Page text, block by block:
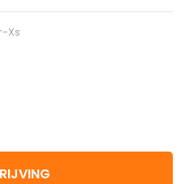
Xs